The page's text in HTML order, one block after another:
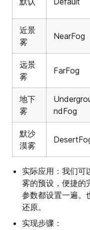
近景
雾
NearFog
远景
雾
FarFog
地下
雾
ndFog
默沙
漠雾
实际应用：我们可
雾的预设，便捷的
参数都设置一遍。
还原。
实现步骤：